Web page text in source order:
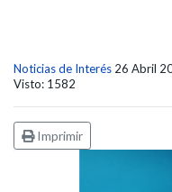
Noticias de Interés 26 Abril
Visto: 1582
Imprimir